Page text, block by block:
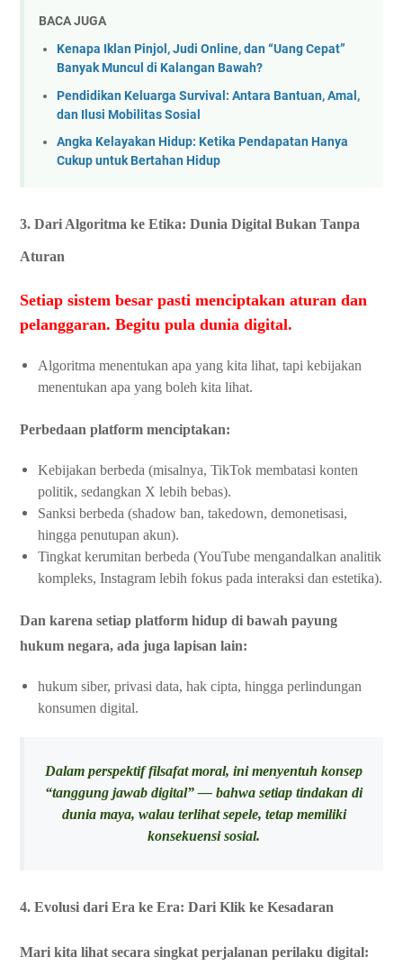
BACA JUGA
Kenapa Iklan Pinjol, Judi Online, dan “Uang Cepat”
Banyak Muncul di Kalangan Bawah?
Pendidikan Keluarga Survival: Antara Bantuan, Amal,
dan Ilusi Mobilitas Sosial
Angka Kelayakan Hidup: Ketika Pendapatan Hanya
Cukup untuk Bertahan Hidup
3. Dari Algoritma ke Etika: Dunia Digital Bukan Tanpa
Aturan
Setiap sistem besar pasti menciptakan aturan dan
pelanggaran. Begitu pula dunia digital.
Algoritma menentukan apa yang kita lihat, tapi kebijakan
menentukan apa yang boleh kita lihat.
Perbedaan platform menciptakan:
Kebijakan berbeda (misalnya, TikTok membatasi konten
politik, sedangkan X lebih bebas).
Sanksi berbeda (shadow ban, takedown, demonetisasi,
hingga penutupan akun).
Tingkat kerumitan berbeda (YouTube mengandalkan analitik
kompleks, Instagram lebih fokus pada interaksi dan estetika).
Dan karena setiap platform hidup di bawah payung
hukum negara, ada juga lapisan lain:
hukum siber, privasi data, hak cipta, hingga perlindungan
konsumen digital.
Dalam perspektif filsafat moral, ini menyentuh konsep
“tanggung jawab digital” — bahwa setiap tindakan di
dunia maya, walau terlihat sepele, tetap memiliki
konsekuensi sosial.
4. Evolusi dari Era ke Era: Dari Klik ke Kesadaran
Mari kita lihat secara singkat perjalanan perilaku digital: